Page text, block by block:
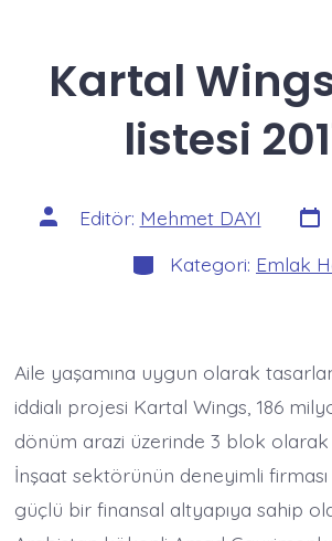
Kartal
listesi
Yazının
yazarı
Editör: Mehmet DAYI Yazı
Kategoriler
Kategori: Emlak
Aile yaşamına uygun olarak
iddialı projesi Kartal Wings, 186
dönüm arazi üzerinde 3 blok olarak
İnşaat sektörünün deneyimli firması
güçlü bir finansal altyapıya sahip